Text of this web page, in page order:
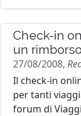
Check-in
un
27/08/2008,
Il check-in
per tanti
forum di